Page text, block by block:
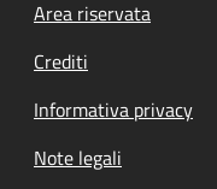
Footer menu
Area riservata
Crediti
Informativa privacy
Note legali